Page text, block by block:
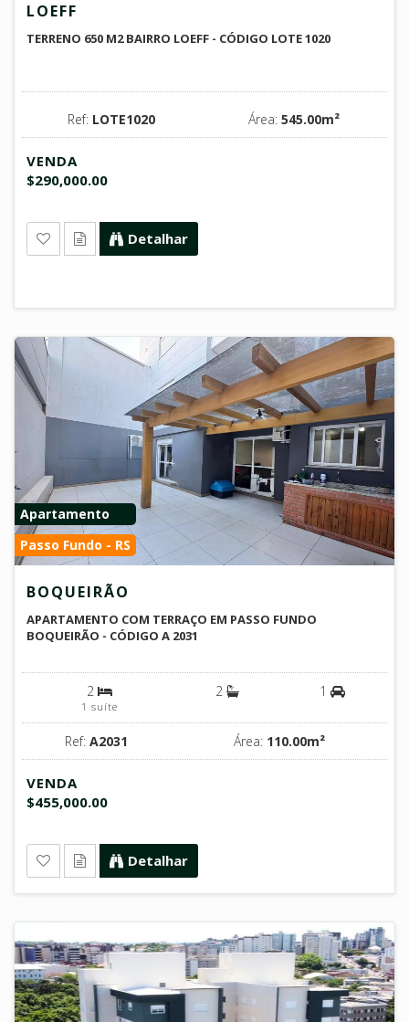
LOEFF
TERRENO 650 M2 BAIRRO LOEFF - CÓDIGO LOTE 1020
Ref: LOTE1020 Área: 545.00m²
VENDA
$290,000.00
Detalhar
Apartamento
Passo Fundo - RS
BOQUEIRÃO
APARTAMENTO COM TERRAÇO EM PASSO FUNDO
BOQUEIRÃO - CÓDIGO A 2031
2
1 suíte
2 1
Ref: A2031 Área: 110.00m²
VENDA
$455,000.00
Detalhar